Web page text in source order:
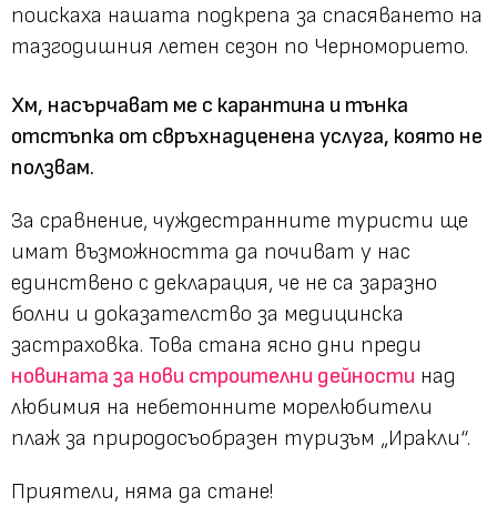
поискаха нашата подкрепа за спасяването на
тазгодишния летен сезон по Черноморието.
Хм, насърчават ме с карантина и тънка
отстъпка от свръхнадценена услуга, която не
ползвам.
За сравнение, чуждестранните туристи ще
имат възможността да почиват у нас
единствено с декларация, че не са заразно
болни и доказателство за медицинска
застраховка. Това стана ясно дни преди
новината за нови строителни дейности над
любимия на небетонните морелюбители
плаж за природосъобразен туризъм „Иракли“.
Приятели, няма да стане!